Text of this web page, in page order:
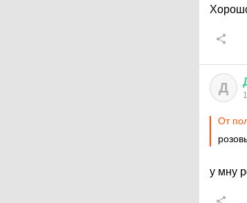
Д
От
у мну